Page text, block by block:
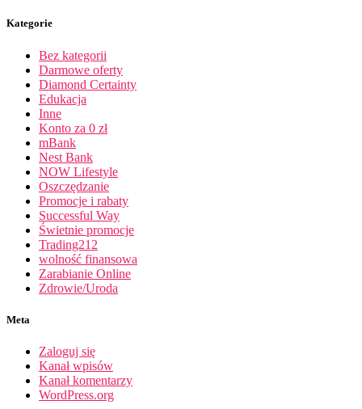
Kategorie
Bez kategorii
Darmowe oferty
Diamond Certainty
Edukacja
Inne
Konto za 0 zł
mBank
Nest Bank
NOW Lifestyle
Oszczędzanie
Promocje i rabaty
Successful Way
Świetnie promocje
Trading212
wolność finansowa
Zarabianie Online
Zdrowie/Uroda
Meta
Zaloguj się
Kanał wpisów
Kanał komentarzy
WordPress.org